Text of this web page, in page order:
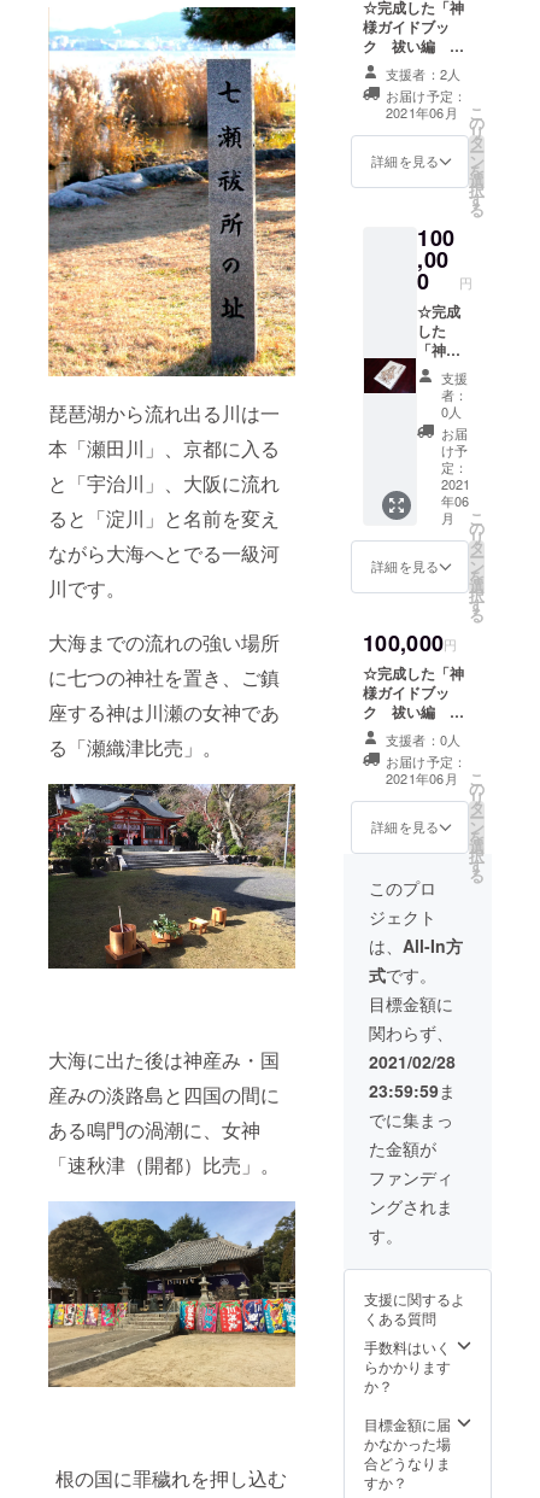
琵琶湖から流れ出る川は一
本「瀬田川」、京都に入る
と「宇治川」、大阪に流れ
ると「淀川」と名前を変え
ながら大海へとでる一級河
川です。
大海までの流れの強い場所
に七つの神社を置き、ご鎮
座する神は川瀬の女神であ
る「瀬織津比売」。
大海に出た後は神産み・国
産みの淡路島と四国の間に
ある鳴門の渦潮に、女神
「速秋津（開都）比売」。
根の国に罪穢れを押し込む
帳 １
冊 ※神
様キャ
ラをお
選びい
ただけ
ます！
はお名
前をお
※裏面は
えびす
神で
す。 ※
ご支援
時、必
ず備考
欄にご
希望の
お名前
をご記
入くだ
さい！
☆完成した「神
様ガイドブッ
ク 祓い編 ～
中臣氏大祓祝詞
より～」 ３０
冊
支援者：2人
お届け予定：
2021年06月
詳細を見る
こ
の
リ
タ
ー
ン
を
選
択
す
る
100
,00
0 円
☆完成
した
「神様
ガイド
ブッ
ク 祓
い編
～中臣
氏大祓
祝詞よ
～」
１冊 ☆
オリジ
ナル神
様キャ
おり
１枚
※お手元
にどの
神様
キャラ
が届く
かはお
楽し
オリジ
ナル手
神様ミ
ニキャ
ラ焼き
つけ木
版 Ａ
５サイ
ズファ
イル
１枚
※お手元
にどの
神様
キャラ
が届く
かはお
楽し
み！ ☆
オリジ
様ミニ
キャラ
スト
ラッ
プ １
個 ※
をお選
びいた
だけま
支援
者：
0人
お届
け予
定：
2021
年06
月
詳細を見る
こ
の
リ
タ
ー
ン
を
選
択
す
る
100,000円
☆完成した「神
様ガイドブッ
ク 祓い編 ～
中臣氏大祓祝詞
より～」 ６０
冊
支援者：0人
お届け予定：
2021年06月
詳細を見る
こ
の
リ
タ
ー
ン
を
選
択
す
る
このプロ
ジェクト
は、 All-In方
式です。
目標金額に
関わらず、
2021/02/28
23:59:59ま
でに集まっ
た金額が
ファンディ
ングされま
す。
支援に関するよ
くある質問
手数料はいく
らかかります
か？
目標金額に届
かなかった場
合どうなりま
すか？